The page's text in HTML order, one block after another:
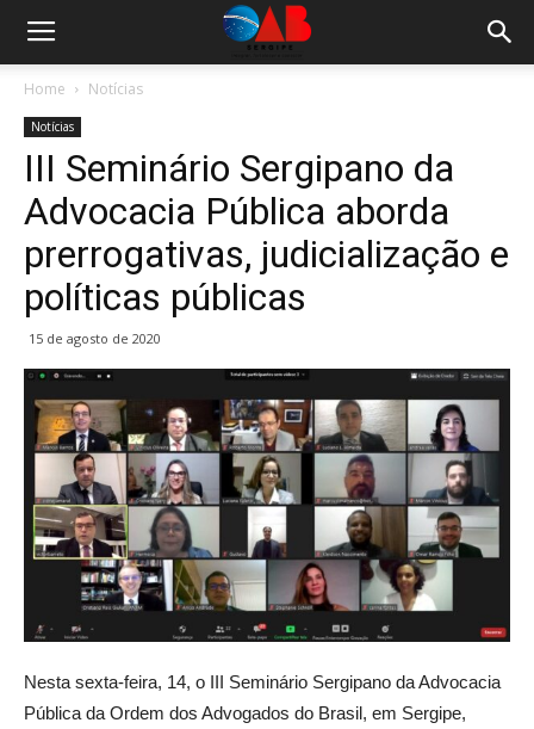
Home Notícias
Notícias
III Seminário Sergipano da
Advocacia Pública aborda
prerrogativas, judicialização e
políticas públicas
15 de agosto de 2020
Nesta sexta-feira, 14, o III Seminário Sergipano da Advocacia
Pública da Ordem dos Advogados do Brasil, em Sergipe,